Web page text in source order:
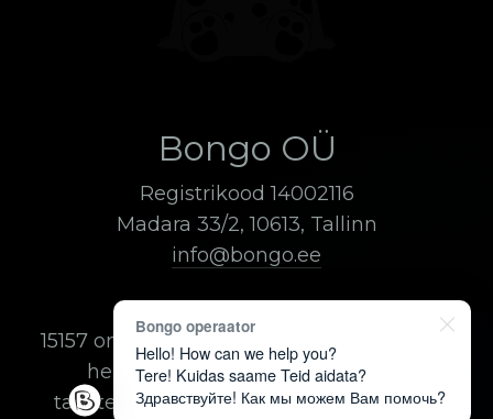
Bongo OÜ
Registrikood 14002116
Madara 33/2, 10613, Tallinn
info@bongo.ee
15157 on Telia kõneteenusnumber, millele
helistamise hind võib olla erinev
tavatelefonile helistamise hinnast ning
Bongo operaator
Hello! How can we help you?
Tere! Kuidas saame Teid aidata?
Здравствуйте! Как мы можем Вам помочь?